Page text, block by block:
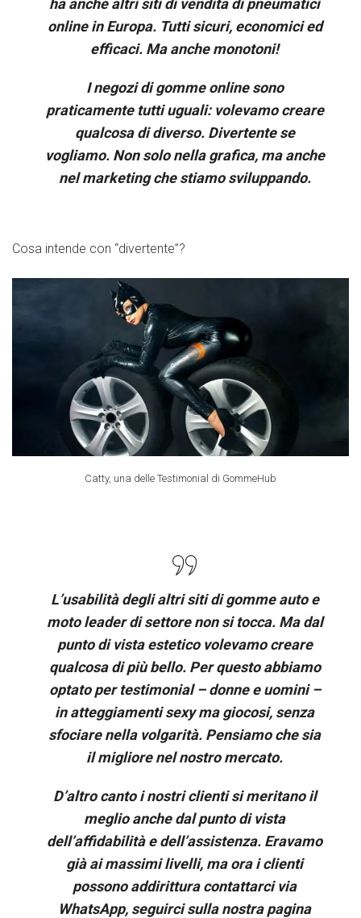
ha anche altri siti di vendita di pneumatici
online in Europa. Tutti sicuri, economici ed
efficaci. Ma anche monotoni!
I negozi di gomme online sono
praticamente tutti uguali: volevamo creare
qualcosa di diverso. Divertente se
vogliamo. Non solo nella grafica, ma anche
nel marketing che stiamo sviluppando.
Cosa intende con “divertente”?
Catty, una delle Testimonial di GommeHub
L’usabilità degli altri siti di gomme auto e
moto leader di settore non si tocca. Ma dal
punto di vista estetico volevamo creare
qualcosa di più bello. Per questo abbiamo
optato per testimonial – donne e uomini –
in atteggiamenti sexy ma giocosi, senza
sfociare nella volgarità. Pensiamo che sia
il migliore nel nostro mercato.
D’altro canto i nostri clienti si meritano il
meglio anche dal punto di vista
dell’affidabilità e dell’assistenza. Eravamo
già ai massimi livelli, ma ora i clienti
possono addirittura contattarci via
WhatsApp, seguirci sulla nostra pagina